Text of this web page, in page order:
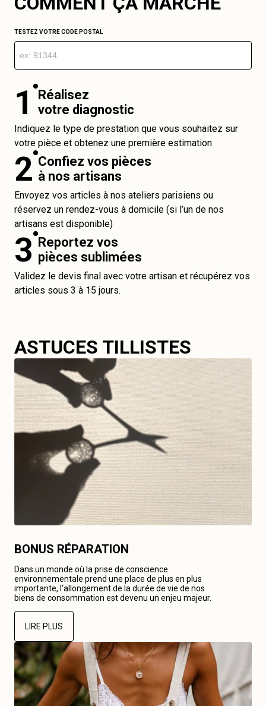
TESTEZ VOTRE CODE POSTAL
1
Réalisez
votre diagnostic
Indiquez le type de prestation que vous souhaitez sur
votre pièce et obtenez une première estimation
2 Confiez vos pièces
à nos artisans
Envoyez vos articles à nos ateliers parisiens ou
réservez un rendez-vous à domicile (si l’un de nos
artisans est disponible)
3 Reportez vos
pièces sublimées
Validez le devis final avec votre artisan et récupérez vos
articles sous 3 à 15 jours.
ASTUCES TILLISTES
BONUS RÉPARATION
Dans un monde où la prise de conscience
environnementale prend une place de plus en plus
importante, l‘allongement de la durée de vie de nos
biens de consommation est devenu un enjeu majeur.
LIRE PLUS